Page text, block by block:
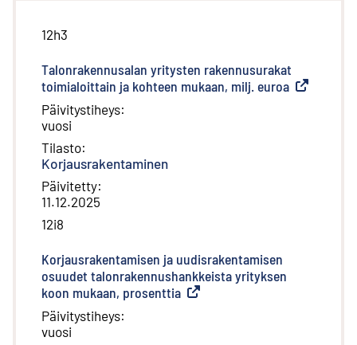
12h3
Talonrakennusalan yritysten rakennusurakat
toimialoittain ja kohteen mukaan, milj. euroa Ulkoinen
Päivitystiheys:
vuosi
Tilasto:
Korjausrakentaminen
Päivitetty:
11.12.2025
12i8
Korjausrakentamisen ja uudisrakentamisen
osuudet talonrakennushankkeista yrityksen
koon mukaan, prosenttia Ulkoinen linkki
Päivitystiheys:
vuosi